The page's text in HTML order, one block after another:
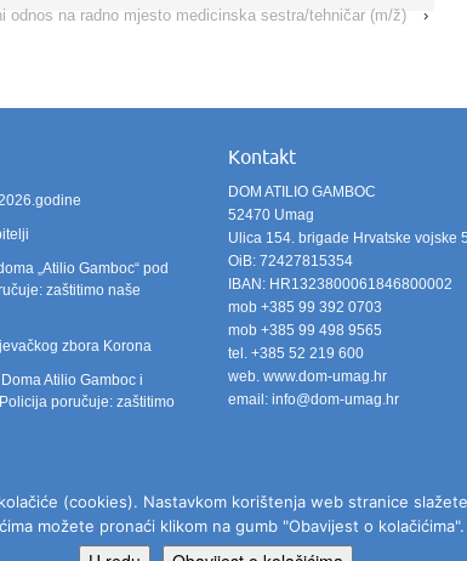
odnos na radno mjesto medicinska sestra/tehničar (m/ž)
›
„Atilio Gamboc“ pod
zaštitimo naše
zbora Korona
Atilio Gamboc i
poručuje: zaštitimo
Kontakt
DOM ATILIO GAMBOC
52470 Umag
Ulica 154. brigade Hrvatske vojske 5
OiB: 72427815354
IBAN: HR1323800061846800002
mob +385 99 392 0703
mob +385 99 498 9565
tel. +385 52 219 600
web. www.dom-umag.hr
email: info@dom-umag.hr
(cookies). Nastavkom korištenja web stranice
možete pronaći klikom na gumb "Obavijest o kolačićima".